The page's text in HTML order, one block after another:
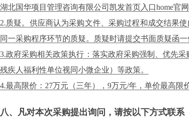
湖北国华项目管理咨询有限公司凯发首页入口home官网
2.质疑。供应商认为采购文件、采购过程和成交结果
同一采购程序环节的质疑。质疑时请提交书面质疑函
3.政府采购相关政策执行：落实政府采购强制、优先
残疾人福利性单位视同小微企业）等政策。
4.最高限价：27万元（三年），9万元/年，单价最高限
八、凡对本次采购提出询问，请按以下方式联系